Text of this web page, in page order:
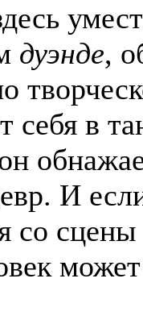
дуэнде,
себя в
И
со